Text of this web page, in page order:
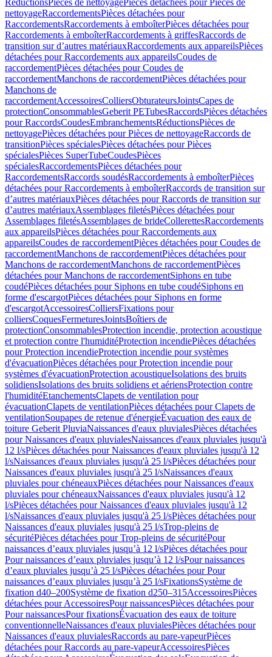
RéductionsPièces de nettoyagePièces détachées pour Pièces de
nettoyageRaccordementsPièces détachées pour
RaccordementsRaccordements à emboîterPièces détachées pour
Raccordements à emboîterRaccordements à griffesRaccords de
transition sur d’autres matériauxRaccordements aux appareilsPièces
détachées pour Raccordements aux appareilsCoudes de
raccordementPièces détachées pour Coudes de
raccordementManchons de raccordementPièces détachées pour
Manchons de
raccordementAccessoiresColliersObturateursJointsCapes de
protectionConsommablesGeberit PETubesRaccordsPièces détachées
pour RaccordsCoudesEmbranchementsRéductionsPièces de
nettoyagePièces détachées pour Pièces de nettoyageRaccords de
transitionPièces spécialesPièces détachées pour Pièces
spécialesPièces SuperTubeCoudesPièces
spécialesRaccordementsPièces détachées pour
RaccordementsRaccords soudésRaccordements à emboîterPièces
détachées pour Raccordements à emboîterRaccords de transition sur
d’autres matériauxPièces détachées pour Raccords de transition sur
d’autres matériauxAssemblages filetésPièces détachées pour
Assemblages filetésAssemblages de brideCollerettesRaccordements
aux appareilsPièces détachées pour Raccordements aux
appareilsCoudes de raccordementPièces détachées pour Coudes de
raccordementManchons de raccordementPièces détachées pour
Manchons de raccordementManchons de raccordementPièces
détachées pour Manchons de raccordementSiphons en tube
coudéPièces détachées pour Siphons en tube coudéSiphons en
forme d'escargotPièces détachées pour Siphons en forme
d'escargotAccessoiresColliersFixations pour
colliersCoquesFermeturesJointsBoîtiers de
protectionConsommablesProtection incendie, protection acoustique
et protection contre l'humiditéProtection incendiePièces détachées
pour Protection incendieProtection incendie pour systèmes
d'évacuationPièces détachées pour Protection incendie pour
systèmes d'évacuationProtection acoustiqueIsolations des bruits
solidiensIsolations des bruits solidiens et aériensProtection contre
l'humiditéEtanchementsClapets de ventilation pour
évacuationClapets de ventilationPièces détachées pour Clapets de
ventilationSoupapes de retenue d'énergieÉvacuation des eaux de
toiture Geberit PluviaNaissances d'eaux pluvialesPièces détachées
pour Naissances d'eaux pluvialesNaissances d'eaux pluviales jusqu'à
12 l/sPièces détachées pour Naissances d'eaux pluviales jusqu'à 12
l/sNaissances d'eaux pluviales jusqu'à 25 l/sPièces détachées pour
Naissances d'eaux pluviales jusqu'à 25 l/sNaissances d'eaux
pluviales pour chéneauxPièces détachées pour Naissances d'eaux
pluviales pour chéneauxNaissances d'eaux pluviales jusqu'à 12
l/sPièces détachées pour Naissances d'eaux pluviales jusqu'à 12
l/sNaissances d'eaux pluviales jusqu'à 25 l/sPièces détachées pour
Naissances d'eaux pluviales jusqu'à 25 l/sTrop-pleins de
sécuritéPièces détachées pour Trop-pleins de sécuritéPour
naissances d’eaux pluviales jusqu’à 12 l/sPièces détachées pour
Pour naissances d’eaux pluviales jusqu’à 12 l/sPour naissances
d’eaux pluviales jusqu’à 25 l/sPièces détachées pour Pour
naissances d’eaux pluviales jusqu’à 25 l/sFixationsSystème de
fixation d40–200Système de fixation d250–315AccessoiresPièces
détachées pour AccessoiresPour naissancesPièces détachées pour
Pour naissancesPour fixationsÉvacuation des eaux de toiture
conventionnelleNaissances d'eaux pluvialesPièces détachées pour
Naissances d'eaux pluvialesRaccords au pare-vapeurPièces
détachées pour Raccords au pare-vapeurAccessoiresPièces